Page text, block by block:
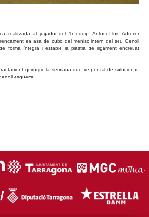
realitzada al jugador del 1r equip, Antoni Lluis Adrover
en asa de cubo del menisc intern del seu Genoll
forma íntegra i estable la plastia de lligament encreuat
quirúrgic la setmana que ve per tal de solucionar
esquerre.